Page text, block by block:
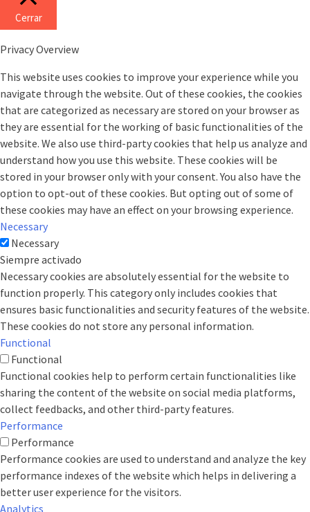
Cerrar
Privacy Overview
This website uses cookies to improve your experience while you
navigate through the website. Out of these cookies, the cookies
that are categorized as necessary are stored on your browser as
they are essential for the working of basic functionalities of the
website. We also use third-party cookies that help us analyze and
understand how you use this website. These cookies will be
stored in your browser only with your consent. You also have the
option to opt-out of these cookies. But opting out of some of
these cookies may have an effect on your browsing experience.
Necessary
Necessary
Siempre activado
Necessary cookies are absolutely essential for the website to
function properly. This category only includes cookies that
ensures basic functionalities and security features of the website.
These cookies do not store any personal information.
Functional
Functional
Functional cookies help to perform certain functionalities like
sharing the content of the website on social media platforms,
collect feedbacks, and other third-party features.
Performance
Performance
Performance cookies are used to understand and analyze the key
performance indexes of the website which helps in delivering a
better user experience for the visitors.
Analytics